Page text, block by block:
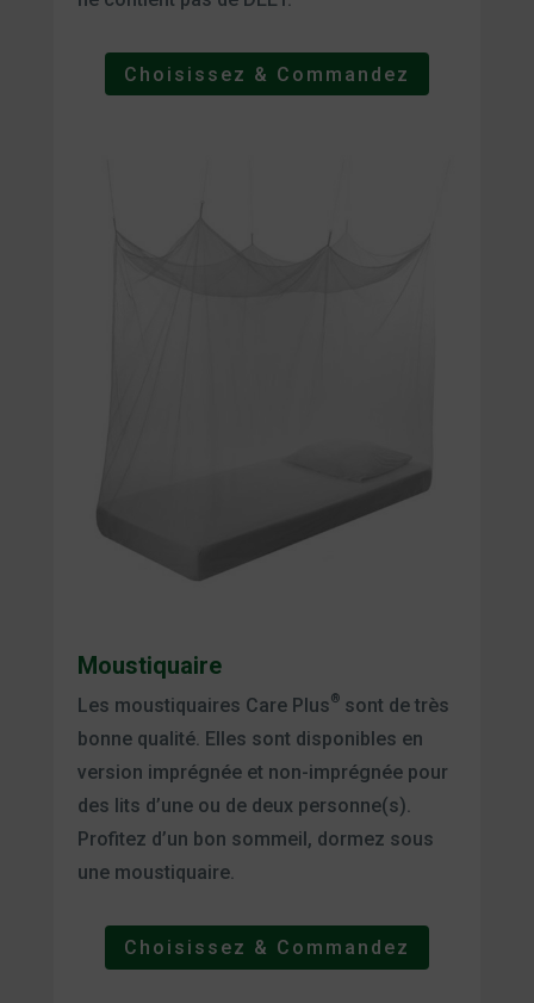
Choisissez & Commandez
Moustiquaire
Les moustiquaires Care Plus®sont de très
bonne qualité. Elles sont disponibles en
version imprégnée et non-imprégnée pour
des lits d’une ou de deux personne(s).
Profitez d’un bon sommeil, dormez sous
une moustiquaire.
Choisissez & Commandez